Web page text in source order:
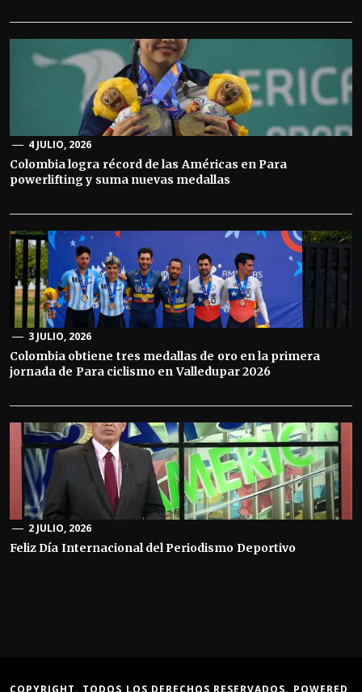
4 JULIO, 2026
Colombia logra récord de las Américas en Para
powerlifting y suma nuevas medallas
3 JULIO, 2026
Colombia obtiene tres medallas de oro en la primera
jornada de Para ciclismo en Valledupar 2026
2 JULIO, 2026
Feliz Día Internacional del Periodismo Deportivo
COPYRIGHT. TODOS LOS DERECHOS RESERVADOS. POWERED